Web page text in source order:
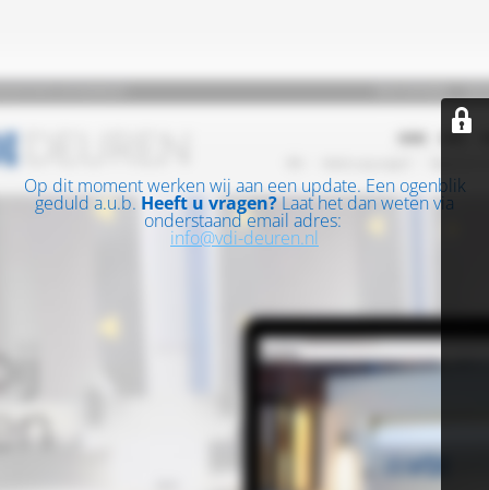
Op dit moment werken wij aan een update. Een ogenblik
geduld a.u.b. Heeft u vragen? Laat het dan weten via
onderstaand email adres:
info@vdi-deuren.nl